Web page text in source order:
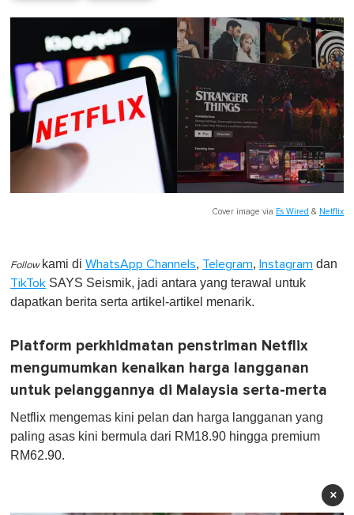
Cover image via Es Wired & Netflix
Follow kami di WhatsApp Channels, Telegram, Instagram dan
TikTok SAYS Seismik, jadi antara yang terawal untuk
dapatkan berita serta artikel-artikel menarik.
Platform perkhidmatan penstriman Netflix
mengumumkan kenaikan harga langganan
untuk pelanggannya di Malaysia serta-merta
Netflix mengemas kini pelan dan harga langganan yang
paling asas kini bermula dari RM18.90 hingga premium
RM62.90.
×